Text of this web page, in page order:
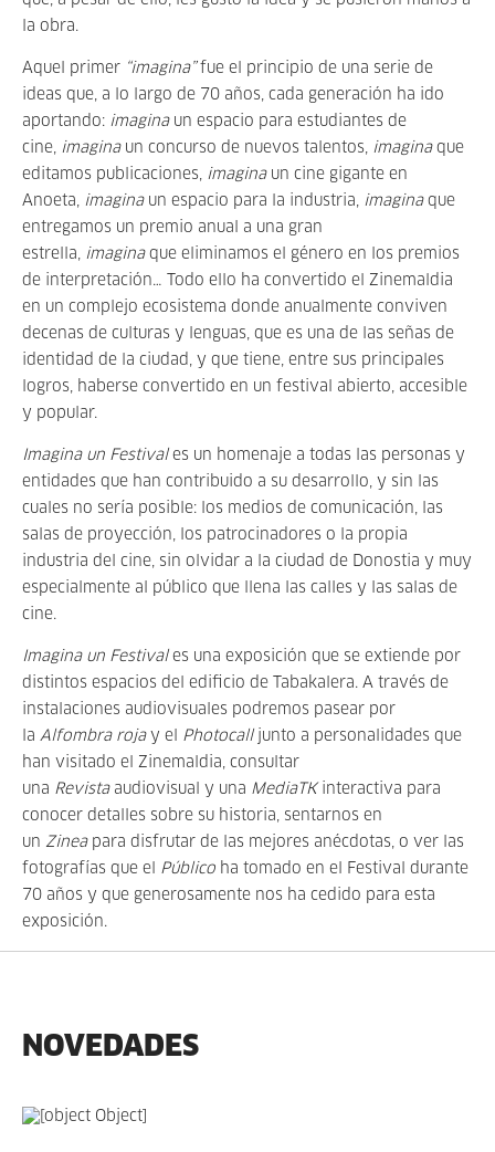
la obra.
Aquel primer “imagina”fue el principio de una serie de
ideas que, a lo largo de 70 años, cada generación ha ido
aportando: imaginaun espacio para estudiantes de
cine, imaginaun concurso de nuevos talentos, imaginaque
editamos publicaciones, imaginaun cine gigante en
Anoeta, imaginaun espacio para la industria, imaginaque
entregamos un premio anual a una gran
estrella, imaginaque eliminamos el género en los premios
de interpretación… Todo ello ha convertido el Zinemaldia
en un complejo ecosistema donde anualmente conviven
decenas de culturas y lenguas, que es una de las señas de
identidad de la ciudad, y que tiene, entre sus principales
logros, haberse convertido en un festival abierto, accesible
y popular.
Imagina un Festivales un homenaje a todas las personas y
entidades que han contribuido a su desarrollo, y sin las
cuales no sería posible: los medios de comunicación, las
salas de proyección, los patrocinadores o la propia
industria del cine, sin olvidar a la ciudad de Donostia y muy
especialmente al público que llena las calles y las salas de
cine.
Imagina un Festivales una exposición que se extiende por
distintos espacios del edificio de Tabakalera. A través de
instalaciones audiovisuales podremos pasear por
la Alfombra rojay el Photocalljunto a personalidades que
han visitado el Zinemaldia, consultar
una Revistaaudiovisual y una MediaTK interactiva para
conocer detalles sobre su historia, sentarnos en
un Zineapara disfrutar de las mejores anécdotas, o ver las
fotografías que el Público ha tomado en el Festival durante
70 años y que generosamente nos ha cedido para esta
exposición.
NOVEDADES